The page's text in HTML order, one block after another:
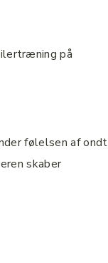
følelsen af ondt
skaber